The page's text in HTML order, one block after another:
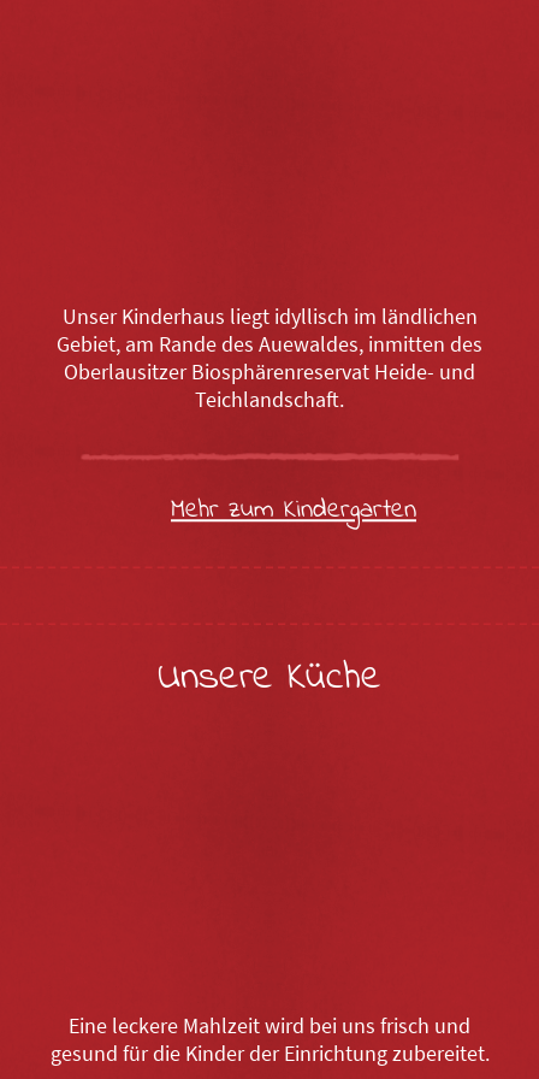
Unser Kinderhaus liegt idyllisch im ländlichen
Gebiet, am Rande des Auewaldes, inmitten des
Oberlausitzer Biosphärenreservat Heide- und
Teichlandschaft.
Mehr zum Kindergarten
Unsere Küche
Eine leckere Mahlzeit wird bei uns frisch und
gesund für die Kinder der Einrichtung zubereitet.